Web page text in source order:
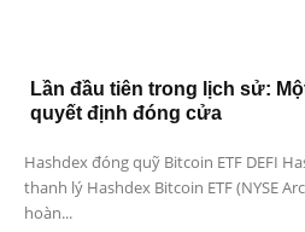
Lần đầu tiên trong lịch sử:
quyết định đóng cửa
Hashdex đóng quỹ Bitcoin ETF DEFI
thanh lý Hashdex Bitcoin ETF (NYSE
hoàn...